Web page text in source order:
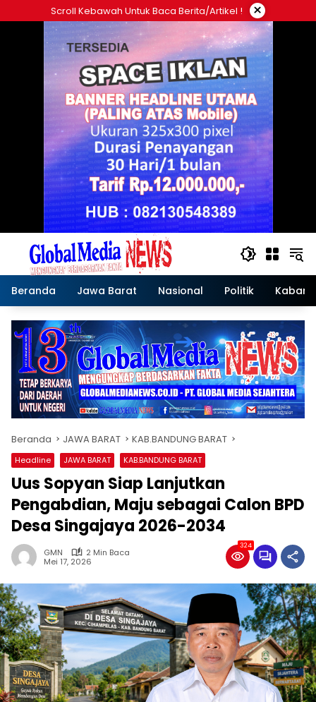
ke
Scroll Kebawah Untuk Baca Berita/artikel ! ×
Beranda Jawa Barat Nasional Politik Kabar
Beranda JAWA BARAT KAB.BANDUNG BARAT
Headline JAWA BARAT KAB.BANDUNG BARAT
Uus Sopyan Siap Lanjutkan
Pengabdian, Maju sebagai Calon BPD
Desa Singajaya 2026-2034
GMN
2 Min Baca
Mei 17, 2026
324